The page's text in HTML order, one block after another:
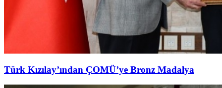
Türk Kızılay’ından ÇOMÜ’ye Bronz Madalya